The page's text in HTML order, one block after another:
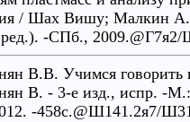
/ Шах Вишу; Малкин
ред.). -СПб.,
В.В. Учимся говорить
В. - 3-е изд., испр. -
-458с.@Ш141.2я7/